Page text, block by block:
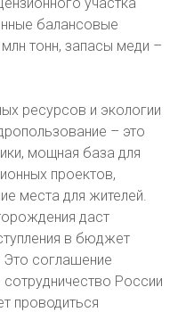
балансовые
тонн, запасы меди –
ресурсов и экологии
– это
мощная база для
проектов,
места для жителей.
даст
в бюджет
Это соглашение
России
проводиться